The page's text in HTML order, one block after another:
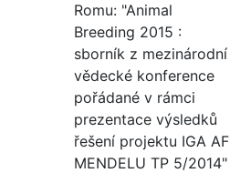
Romu: "Animal
Breeding 2015 :
sborník z mezinárodní
vědecké konference
pořádané v rámci
prezentace výsledků
řešení projektu IGA AF
MENDELU TP 5/2014"